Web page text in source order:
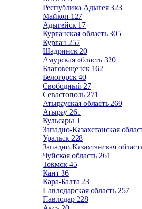
Республика Адыгея 323
Майкоп 127
Адыгейск 17
Курганская область 305
Курган 257
Шадринск 20
Амурская область 320
Благовещенск 162
Белогорск 40
Свободный 27
Севастополь 271
Атырауская область 269
Атырау 261
Кульсары 1
Западно-Казахстанская
Уральск 228
Западно-Казахтанская
Чуйская область 261
Токмок 45
Кант 36
Кара-Балта 23
Павлодарская область 257
Павлодар 228